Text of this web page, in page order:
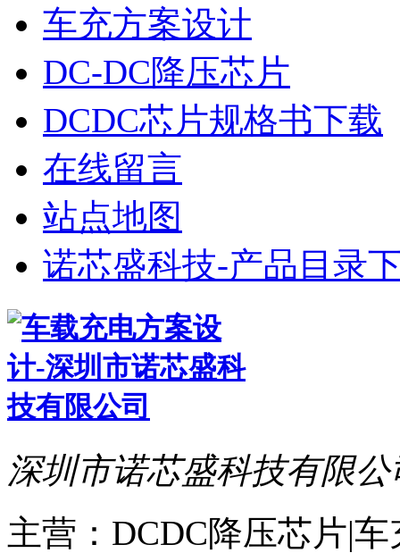
车充方案设计
DC-DC降压芯片
DCDC芯片规格书下载
在线留言
站点地图
诺芯盛科技-产品目录
深圳市诺芯盛科技有限公
主营：DCDC降压芯片|